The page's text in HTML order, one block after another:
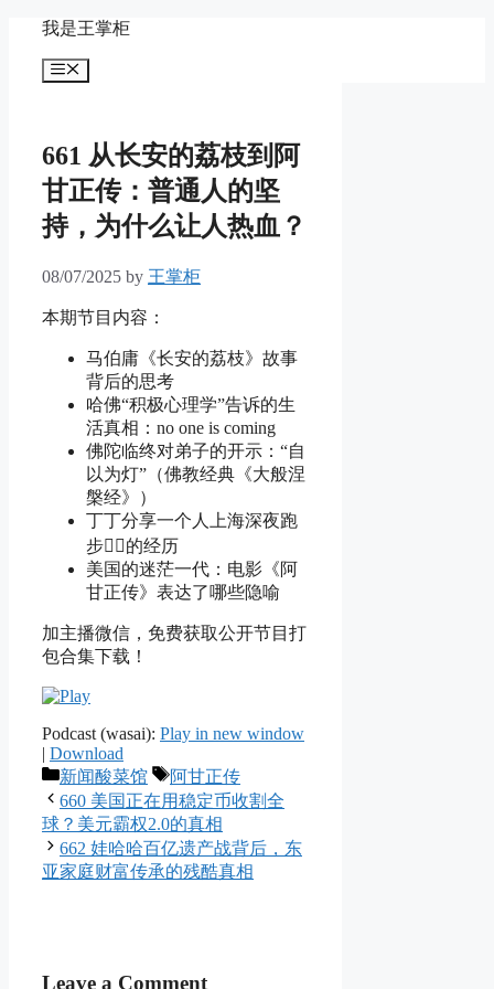
content
我是王掌柜
Menu
661 从长安的荔枝到阿
甘正传：普通人的坚
持，为什么让人热血？
08/07/2025 by 王掌柜
本期节目内容：
马伯庸《长安的荔枝》故事
背后的思考
哈佛“积极心理学”告诉的生
活真相：no one is coming
佛陀临终对弟子的开示：“自
以为灯”（佛教经典《大般涅
槃经》）
丁丁分享一个人上海深夜跑
步🏃‍♀️的经历
美国的迷茫一代：电影《阿
甘正传》表达了哪些隐喻
加主播微信，免费获取公开节目打
包合集下载！
Podcast (wasai): Play in new window
| Download
Categories
新闻酸菜馆 Tags
阿甘正传
660 美国正在用稳定币收割全
球？美元霸权2.0的真相
662 娃哈哈百亿遗产战背后，东
亚家庭财富传承的残酷真相
Leave a Comment